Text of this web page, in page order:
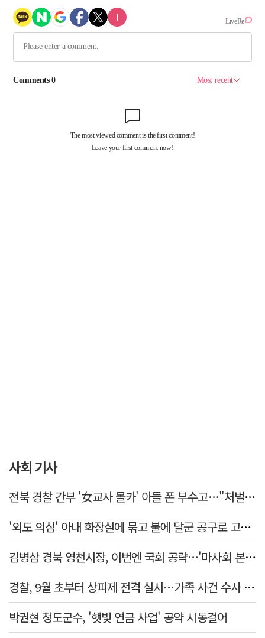
사회 기사
전북 경찰 간부 '女교사 몰카' 아들 폰 부수고…"처벌 못하는 사안" 내부망에 글
'외도 의심' 아내 화장실에 묶고 불에 달군 공구로 고문…남편 검거
김병삼 경북 영천시장, 이번엔 국회 공략…'마사회 본사 이전·광역교통망 확충' 요청
경찰, 9월 초부터 상피제 전격 실시…가족 사건 수사 못해
박권현 청도군수, '햇빛 연금 사업' 공약 시동걸어